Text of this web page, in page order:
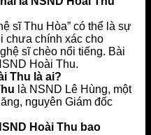
sĩ Thu Hòa” có thể là sự
chưa chính xác cho
sĩ chèo nổi tiếng. Bài
Hoài Thu.
Thu là ai?
là NSND Lê Hùng, một
nguyên Giám đốc
Hoài Thu bao